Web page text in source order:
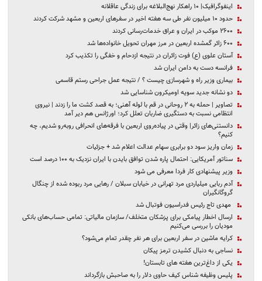
اینفوگرافیک| ۱۰ راهکار نهج‌البلاغه برای زندگی عاقلانه
حدود ۱۰ میلیون نفر طی سه هفته اخیر در سفرهای اربعین و مشهد شرکت کردند
۲۶۰۰ موکب در ایران و عراق خدمات‌رسانی کردند
۶۰۰ زائر گمشده اربعین در مرز مهران تحویل خانواده‌ها شد
آستان علوی (ع) فوت زائران در نتیجه ازدحام و خفگی را تکذیب کرد
فرانسه دست به دامن ایران شد
بیماری وزیر راه و شهرسازی چیست ؟ / نتیجه عمل جراحی رستم قاسمی
دو نشانه جدید سویه اومیکرون شناسایی شد
تصاویر | حمله به ۲ روحانی در قم با لوله آهنی؛ به قصد کشت ما را زدند | نیروی
انتظامی نسبت به دستگیری ضاربان تعلل کرد؛ اورژانس هم دیر آمد
دانستنی‌های زائر| وقتی در پیاده‌روی اربعین با فرقه‌های انحرافی روبه‌رو شدیم، چه
کنیم؟
زمان واریز سود دو برابری سهام عدالت اعلام شد + جزئیات
سناتور آمریکایی: احتمال پاره شدن توافق بایدن با ایران نزدیک به ۱۰۰ درصد است
وزیر پیشنهادی کار فردا معرفی می شود
آدم ربایی میلیاردی مرد تهرانی در خیابان سبلان / رهایی مرد ربوده شده از چنگال
گروگانگیران
مهدی تاج رئیس فدراسیون فوتبال شد
ارسال اخطار پیامکی برای پزشکان متخلف/ سازمان مالیاتی: تمامی حساب‌های بانکی
مودیان را بررسی می‌کنیم
کرایه ماشین در سفر اربعین برای هر نفر چقدر تمام می‌شود؟
نساجی به دنبال کشیدن ترمز پیکان
یکی از داغ‌ترین هفته های تابستان!
پلیس وظیفه شناس کیف حاوی دلار را به صاحبش بازگرداند